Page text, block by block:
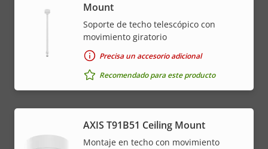
Mount
Soporte de techo telescópico con
movimiento giratorio
Precisa un accesorio adicional
Recomendado para este producto
AXIS T91B51 Ceiling Mount
Montaje en techo con movimiento